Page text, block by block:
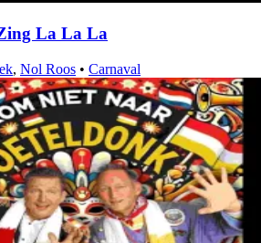
La La La
, Nol Roos • Carnaval